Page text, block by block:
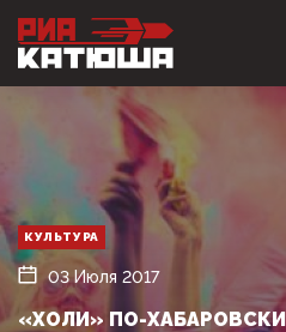
КУЛЬТУРА
03 Июля 2017
«ХОЛИ» ПО-ХАБАРОВСКИ